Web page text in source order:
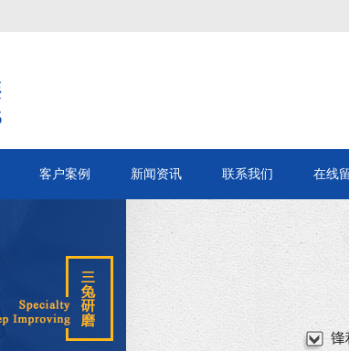
客户案例 新闻资讯 联系我们 在线